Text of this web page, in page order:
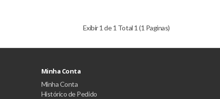
Exibir 1 de 1 Total 1 (1 Paginas)
Minha Conta
Minha Conta
Histórico de Pedido